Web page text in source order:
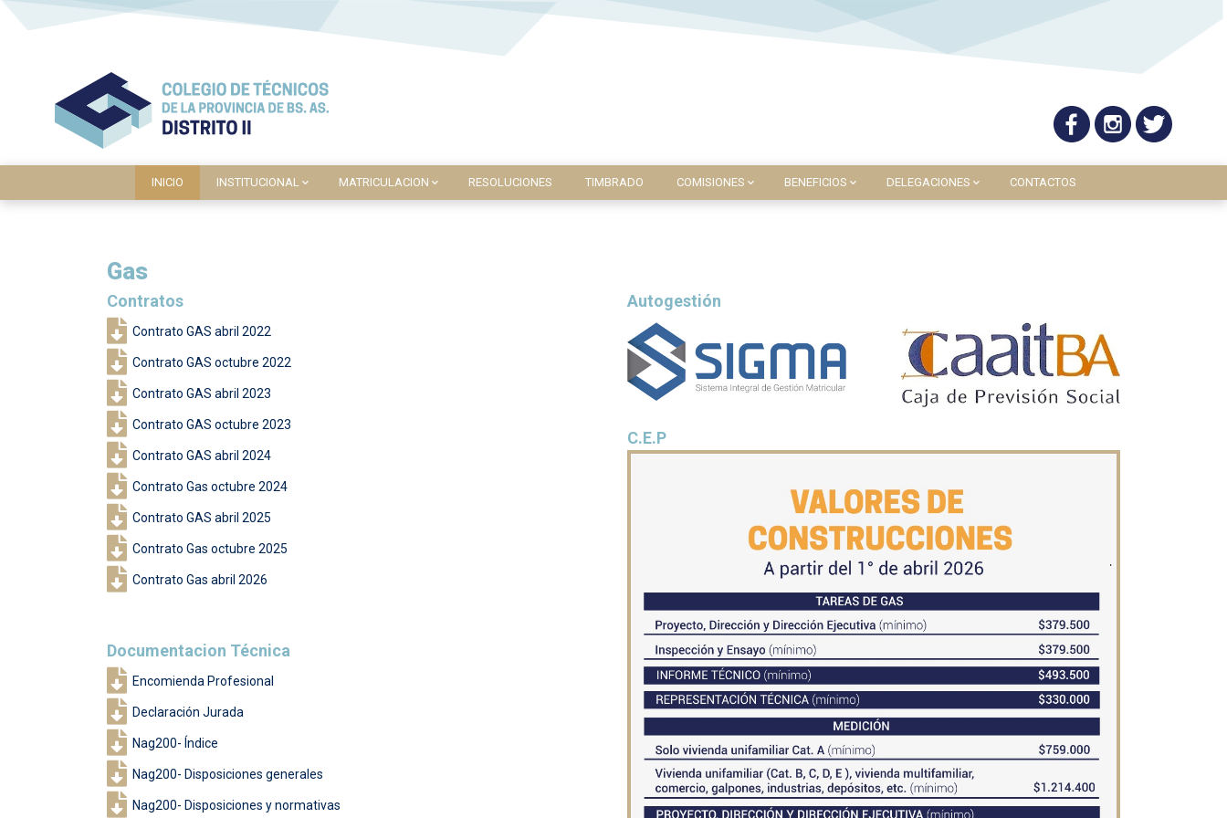
INICIO INSTITUCIONAL MATRICULACION RESOLUCIONES TIMBRADO COMISIONES BENEFICIOS DELEGACIONES CONTACTOS
Gas
Contratos
Contrato GAS abril 2022
Contrato GAS octubre 2022
Contrato GAS abril 2023
Contrato GAS octubre 2023
Contrato GAS abril 2024
Contrato Gas octubre 2024
Contrato GAS abril 2025
Contrato Gas octubre 2025
Contrato Gas abril 2026
Documentacion Técnica
Encomienda Profesional
Declaración Jurada
Nag200- Índice
Nag200- Disposiciones generales
Nag200- Disposiciones y normativas
Autogestión
C.E.P